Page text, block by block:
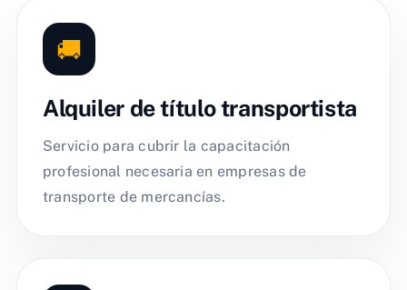
🚚
Alquiler de título transportista
Servicio para cubrir la capacitación
profesional necesaria en empresas de
transporte de mercancías.